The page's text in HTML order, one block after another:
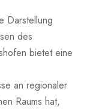
Darstellung
des
bietet eine
an regionaler
Raums hat,